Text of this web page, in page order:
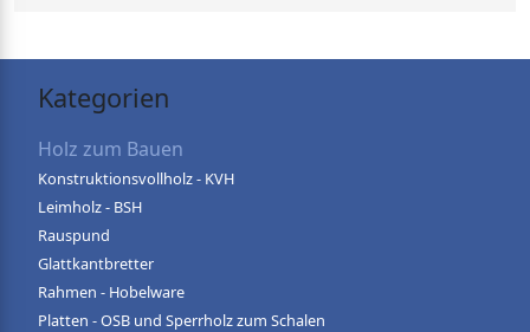
Kategorien
Holz zum Bauen
Konstruktionsvollholz - KVH
Leimholz - BSH
Rauspund
Glattkantbretter
Rahmen - Hobelware
Platten - OSB und Sperrholz zum Schalen